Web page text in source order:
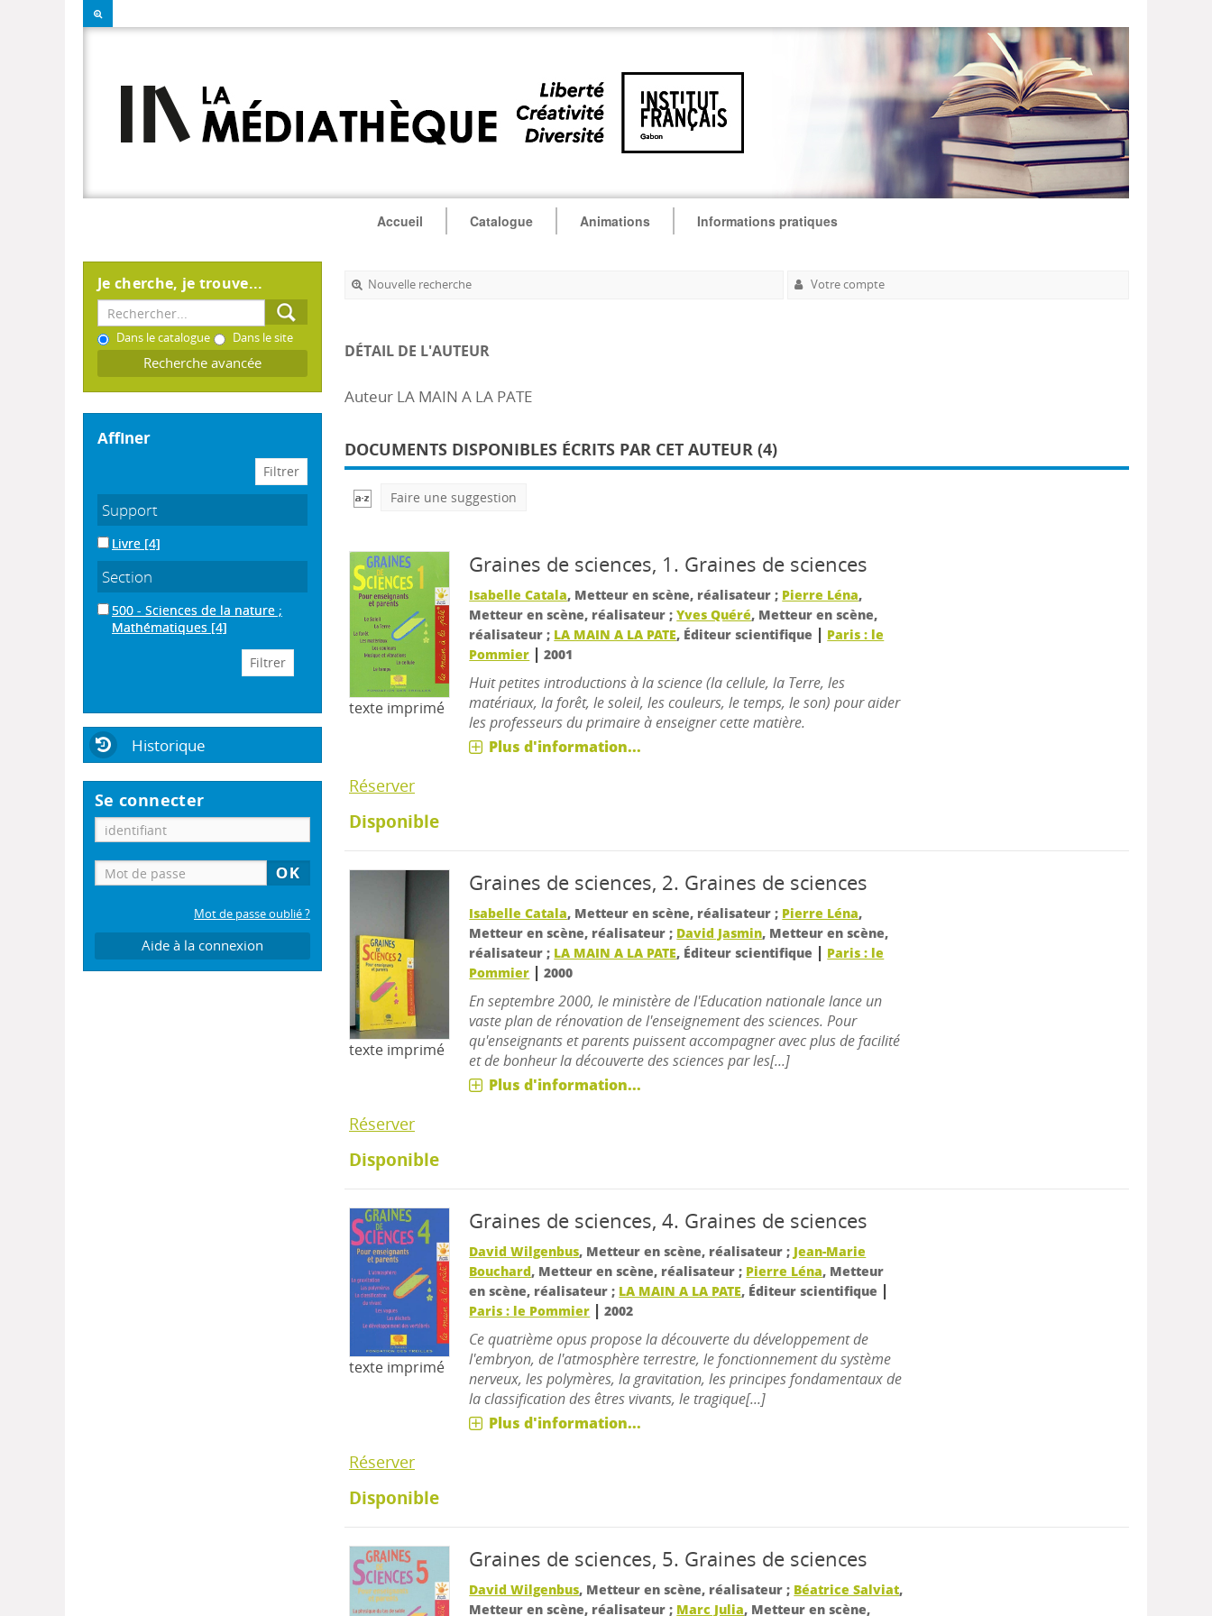
Accueil Catalogue Animations Informations pratiques
Je cherche, je trouve...
Dans le catalogue Dans le site
Recherche avancée
affiner
Support
Livre [4]
Section
500 - Sciences de la nature ;
Mathématiques [4]
Historique
Se connecter
Mot de passe oublié ?
Aide à la connexion
Nouvelle recherche Votre compte
DÉTAIL DE L'AUTEUR
Auteur LA MAIN A LA PATE
DOCUMENTS DISPONIBLES ÉCRITS PAR CET AUTEUR (4)
Faire une suggestion
texte imprimé
Graines de sciences, 1. Graines de sciences
Isabelle Catala, Metteur en scène, réalisateur ; Pierre Léna,
Metteur en scène, réalisateur ;Yves Quéré, Metteur en scène,
réalisateur ; LA MAIN A LA PATE, Éditeur scientifique | Paris : le
Pommier |2001
Huit petites introductions à la science (la cellule, la Terre, les
matériaux, la forêt, le soleil, les couleurs, le temps, le son) pour aider
les professeurs du primaire à enseigner cette matière.
Plus d'information...
Réserver
Disponible
texte imprimé
Graines de sciences, 2. Graines de sciences
Isabelle Catala, Metteur en scène, réalisateur ; Pierre Léna,
Metteur en scène, réalisateur ; David Jasmin, Metteur en scène,
réalisateur ; LA MAIN A LA PATE, Éditeur scientifique | Paris : le
Pommier |2000
En septembre 2000, le ministère de l'Education nationale lance un
vaste plan de rénovation de l'enseignement des sciences. Pour
qu'enseignants et parents puissent accompagner avec plus de facilité
et de bonheur la découverte des sciences par les[...]
Plus d'information...
Réserver
Disponible
texte imprimé
Graines de sciences, 4. Graines de sciences
David Wilgenbus, Metteur en scène, réalisateur ; Jean-Marie
Bouchard, Metteur en scène, réalisateur ; Pierre Léna, Metteur
en scène, réalisateur ; LA MAIN A LA PATE, Éditeur scientifique |
Paris : le Pommier |2002
Ce quatrième opus propose la découverte du développement de
l'embryon, de l'atmosphère terrestre, le fonctionnement du système
nerveux, les polymères, la gravitation, les principes fondamentaux de
la classification des êtres vivants, le tragique[...]
Plus d'information...
Réserver
Disponible
Graines de sciences, 5. Graines de sciences
David Wilgenbus, Metteur en scène, réalisateur ; Béatrice Salviat,
Metteur en scène, réalisateur ; Marc Julia, Metteur en scène,